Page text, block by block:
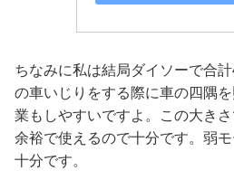
ちなみに私は結局ダイソーで合
の車いじりをする際に車の四隅
業もしやすいですよ。この大き
余裕で使えるので十分です。弱
十分です。